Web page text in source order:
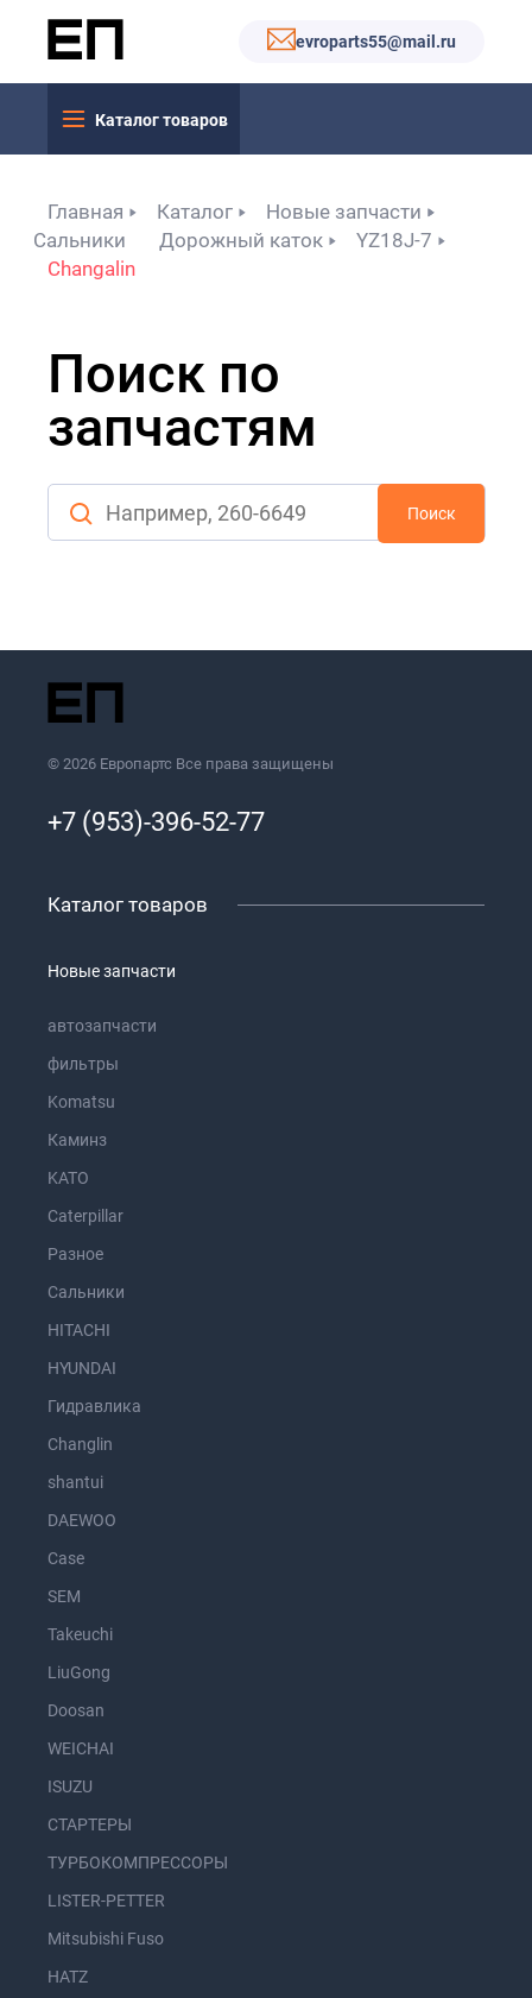
evroparts55@mail.ru
Каталог товаров
Главная Каталог
Новые запчасти
Сальники
Дорожный каток
YZ18J-7
Changalin
Поиск по
запчастям
Поиск
© 2026 Европартс Все права защищены
+7 (953)-396-52-77
Каталог товаров
Новые запчасти
автозапчасти
фильтры
Komatsu
Каминз
KATO
Caterpillar
Разное
Сальники
HITACHI
HYUNDAI
Гидравлика
Changlin
shantui
DAEWOO
Case
SEM
Takeuchi
LiuGong
Doosan
WEICHAI
ISUZU
СТАРТЕРЫ
ТУРБОКОМПРЕССОРЫ
LISTER-PETTER
Mitsubishi Fuso
HATZ